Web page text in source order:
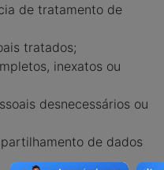
de tratamento de
tratados;
inexatos ou
desnecessários ou
de dados